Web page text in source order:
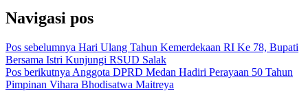
Navigasi pos
Pos sebelumnya Hari Ulang Tahun Kemerdekaan RI Ke 78, Bupati
Bersama Istri Kunjungi RSUD Salak
Pos berikutnya Anggota DPRD Medan Hadiri Perayaan 50 Tahun
Pimpinan Vihara Bhodisatwa Maitreya